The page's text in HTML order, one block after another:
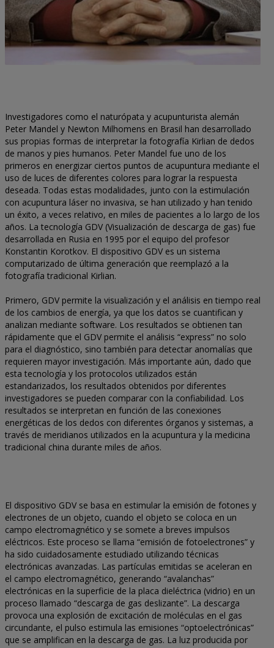
Investigadores como el naturópata y acupunturista alemán
Peter Mandel y Newton Milhomens en Brasil han desarrollado
sus propias formas de interpretar la fotografía Kirlian de dedos
de manos y pies humanos. Peter Mandel fue uno de los
primeros en energizar ciertos puntos de acupuntura mediante el
uso de luces de diferentes colores para lograr la respuesta
deseada. Todas estas modalidades, junto con la estimulación
con acupuntura láser no invasiva, se han utilizado y han tenido
un éxito, a veces relativo, en miles de pacientes a lo largo de los
años. La tecnología GDV (Visualización de descarga de gas) fue
desarrollada en Rusia en 1995 por el equipo del profesor
Konstantin Korotkov. El dispositivo GDV es un sistema
computarizado de última generación que reemplazó a la
fotografía tradicional Kirlian.
Primero, GDV permite la visualización y el análisis en tiempo real
de los cambios de energía, ya que los datos se cuantifican y
analizan mediante software. Los resultados se obtienen tan
rápidamente que el GDV permite el análisis “express” no solo
para el diagnóstico, sino también para detectar anomalías que
requieren mayor investigación. Más importante aún, dado que
esta tecnología y los protocolos utilizados están
estandarizados, los resultados obtenidos por diferentes
investigadores se pueden comparar con la confiabilidad. Los
resultados se interpretan en función de las conexiones
energéticas de los dedos con diferentes órganos y sistemas, a
través de meridianos utilizados en la acupuntura y la medicina
tradicional china durante miles de años.
El dispositivo GDV se basa en estimular la emisión de fotones y
electrones de un objeto, cuando el objeto se coloca en un
campo electromagnético y se somete a breves impulsos
eléctricos. Este proceso se llama “emisión de fotoelectrones” y
ha sido cuidadosamente estudiado utilizando técnicas
electrónicas avanzadas. Las partículas emitidas se aceleran en
el campo electromagnético, generando “avalanchas”
electrónicas en la superficie de la placa dieléctrica (vidrio) en un
proceso llamado “descarga de gas deslizante”. La descarga
provoca una explosión de excitación de moléculas en el gas
circundante, el pulso estimula las emisiones “optoelectrónicas”
que se amplifican en la descarga de gas. La luz producida por